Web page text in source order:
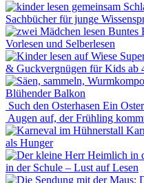
Sachbücher für junge
Buntes
Vorlesen und Selberlesen
& Guckvergnügen für Kids ab
Blühender Balkon
Such den Osterhasen Ein
Augen auf, der Frühling
als Hunger
in der Schule – Lust auf Lesen